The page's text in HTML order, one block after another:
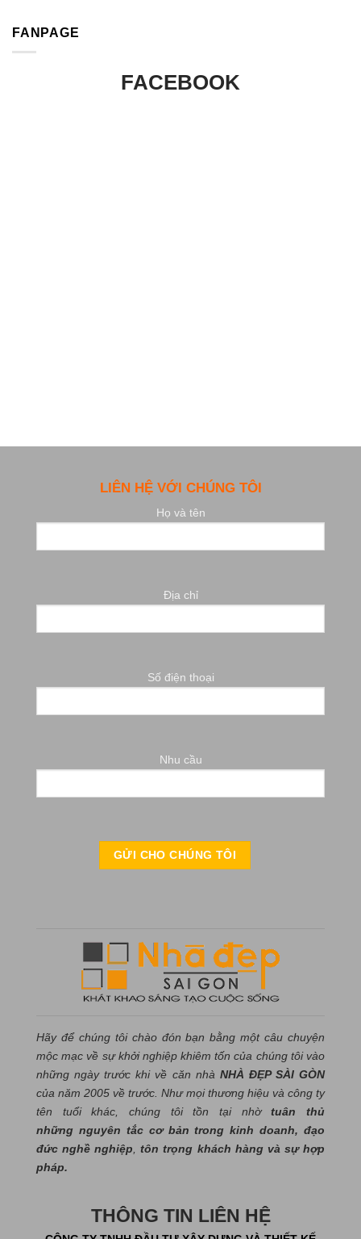
FANPAGE
FACEBOOK
LIÊN HỆ VỚI CHÚNG TÔI
Họ và tên
Địa chỉ
Số điện thoại
Nhu cầu
Hãy để chúng tôi chào đón bạn bằng một câu chuyện
mộc mạc về sự khởi nghiệp khiêm tốn của chúng tôi vào
những ngày trước khi về căn nhà NHÀ ĐẸP SÀI GÒN
của năm 2005 về trước. Như mọi thương hiệu và công ty
tên tuổi khác, chúng tôi tồn tại nhờtuân thủ
những nguyên tắc cơ bản trong kinh doanh, đạo
đức nghề nghiệp,tôn trọng khách hàng và sự hợp
pháp.
THÔNG TIN LIÊN HỆ